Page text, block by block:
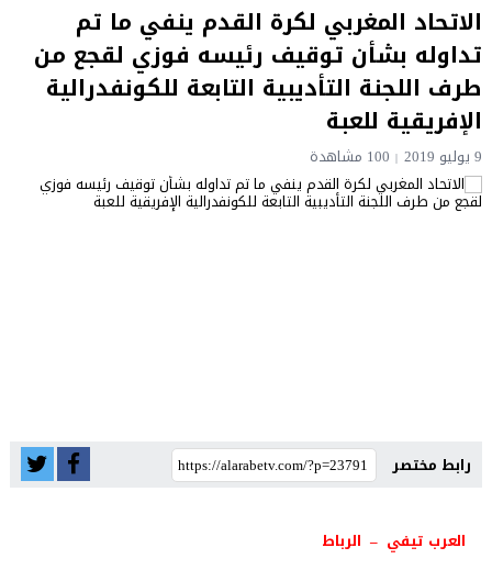
الاتحاد المغربي لكرة القدم ينفي ما تم
تداوله بشأن توقيف رئيسه فوزي لقجع من
طرف اللجنة التأديبية التابعة للكونفدرالية
الإفريقية للعبة
9 يوليو 2019 100 مشاهدة
رابط مختصر
العرب تيفي – الرباط